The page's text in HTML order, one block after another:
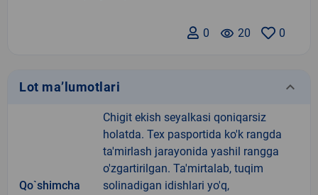
0
remove_red_eye 20
0
Lot ma’lumotlari keyboard_arrow_down
Qo`shimcha
Chigit ekish seyalkasi qoniqarsiz
holatda. Tex pasportida ko'k rangda
ta'mirlash jarayonida yashil rangga
o'zgartirilgan. Ta'mirtalab, tuqim
solinadigan idishlari yo'q,